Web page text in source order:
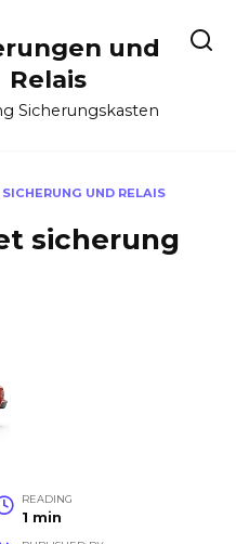
und
Relais
Sicherungskasten
UND RELAIS
sicherung
READING
1 min